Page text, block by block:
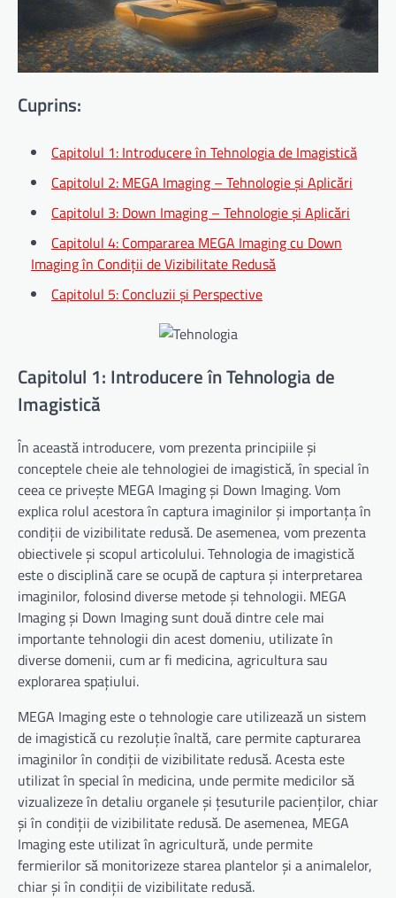
Cuprins:
Capitolul 1: Introducere în Tehnologia de Imagistică
Capitolul 2: MEGA Imaging – Tehnologie și Aplicări
Capitolul 3: Down Imaging – Tehnologie și Aplicări
Capitolul 4: Compararea MEGA Imaging cu Down
Imaging în Condiții de Vizibilitate Redusă
Capitolul 5: Concluzii și Perspective
Capitolul 1: Introducere în Tehnologia de
Imagistică
În această introducere, vom prezenta principiile și
conceptele cheie ale tehnologiei de imagistică, în special în
ceea ce privește MEGA Imaging și Down Imaging. Vom
explica rolul acestora în captura imaginilor și importanța în
condiții de vizibilitate redusă. De asemenea, vom prezenta
obiectivele și scopul articolului. Tehnologia de imagistică
este o disciplină care se ocupă de captura și interpretarea
imaginilor, folosind diverse metode și tehnologii. MEGA
Imaging și Down Imaging sunt două dintre cele mai
importante tehnologii din acest domeniu, utilizate în
diverse domenii, cum ar fi medicina, agricultura sau
explorarea spațiului.
MEGA Imaging este o tehnologie care utilizează un sistem
de imagistică cu rezoluție înaltă, care permite capturarea
imaginilor în condiții de vizibilitate redusă. Acesta este
utilizat în special în medicina, unde permite medicilor să
vizualizeze în detaliu organele și țesuturile pacienților, chiar
și în condiții de vizibilitate redusă. De asemenea, MEGA
Imaging este utilizat în agricultură, unde permite
fermierilor să monitorizeze starea plantelor și a animalelor,
chiar și în condiții de vizibilitate redusă.